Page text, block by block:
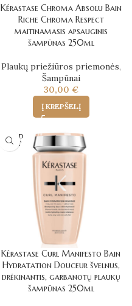
Kérastase Chroma Absolu Bain
Riche Chroma Respect
maitinamasis apsauginis
šampūnas 250ml
Plaukų priežiūros priemonės,
Šampūnai
30,00 €
Į KREPŠELĮ
SOLD
OUT
Kérastase Curl Manifesto Bain
Hydratation Douceur švelnus,
drėkinantis, garbanotų plaukų
šampūnas 250ml